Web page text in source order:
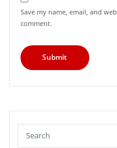
Save my name, email, and
comment.